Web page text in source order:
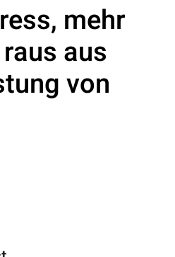
mehr
aus
von